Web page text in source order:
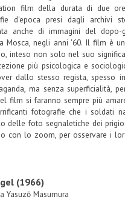
film della durata di due
d'epoca presi dagli archivi
anche di immagini del
Mosca, negli anni '60. Il film è
inteso non solo nel suo
più psicologica e
dallo stesso regista, spesso
ma senza superficialità,
film si faranno sempre più
fotografie che i soldati
foto segnaletiche dei
con lo zoom, per osservare i
(1966)
Yasuzō Masumura